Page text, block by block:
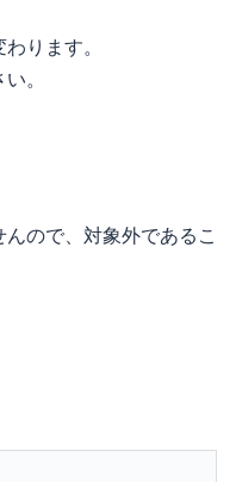
ります。
。
ので、対象外であるこ